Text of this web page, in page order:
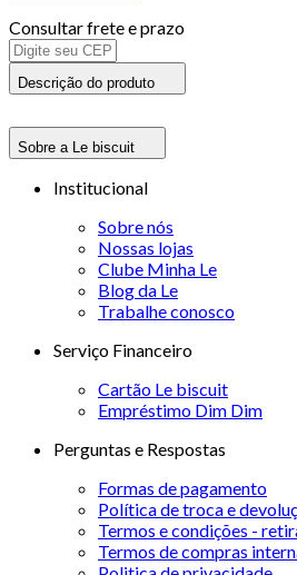
Consultar frete e prazo
Descrição do produto
Sobre a Le biscuit
Institucional
Sobre nós
Nossas lojas
Clube Minha Le
Blog da Le
Trabalhe conosco
Serviço Financeiro
Cartão Le biscuit
Empréstimo Dim Dim
Perguntas e Respostas
Formas de pagamento
Política de troca e
Termos e condições -
Termos de compras